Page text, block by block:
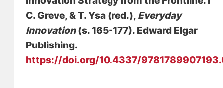
C. Greve, & T. Ysa (red.), Everyday
Innovation(s. 165-177). Edward Elgar
Publishing.
https://doi.org/10.4337/